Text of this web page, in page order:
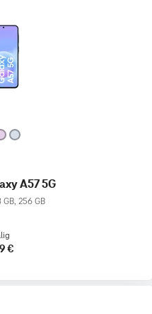
A57 5G
GB, 256 GB
€